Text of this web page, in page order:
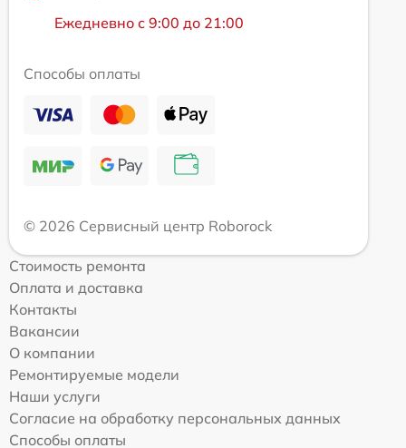
Ежедневно с 9:00 до 21:00
Способы оплаты
© 2026 Сервисный центр Roborock
Стоимость ремонта
Оплата и доставка
Контакты
Вакансии
О компании
Ремонтируемые модели
Наши услуги
Согласие на обработку персональных данных
Способы оплаты